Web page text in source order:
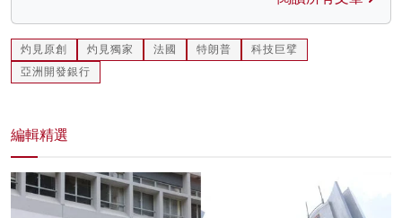
灼見原創 灼見獨家 法國 特朗普
科技巨擘
亞洲開發銀行
編輯精選